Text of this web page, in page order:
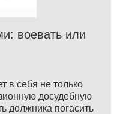
воевать или
в себя не только
досудебную
должника погасить